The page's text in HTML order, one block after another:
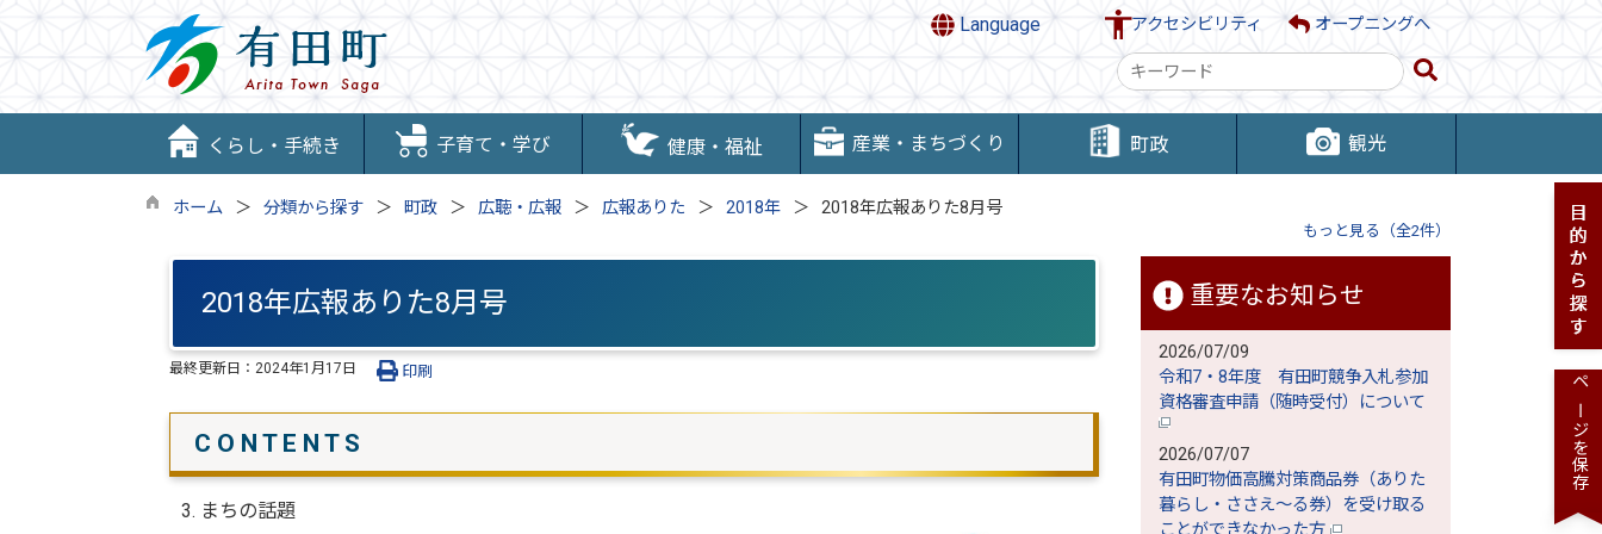
Language アクセシビリティ オープニングへ
検
索
キ
ー
くらし・手続き 子育て・学び 健康・福祉 産業・まちづくり 町政 観光
ホーム 分類から探す 町政 広聴・広報 広報ありた 2018年 2018年広報ありた8月号
もっと見る（全2件）
2018年広報ありた8月号
最終更新日： 2024年1月17日 印刷
C O N T E N T S
3. まちの話題
重要なお知らせ
2026/07/09
令和7・8年度 有田町競争入札参加
資格審査申請（随時受付）について
2026/07/07
有田町物価高騰対策商品券（ありた
暮らし・ささえ～る券）を受け取る
ことができなかった方
ページを保存